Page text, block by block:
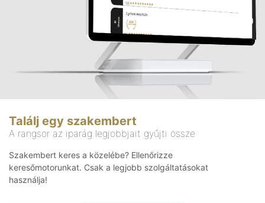
Találj egy szakembert
A rangsor az iparág legjobbjait gyűjti össze
Szakembert keres a közelébe? Ellenőrizze
keresőmotorunkat. Csak a legjobb szolgáltatásokat
használja!